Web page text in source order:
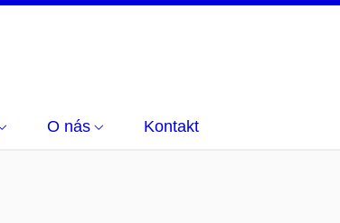
O nás Kontakt